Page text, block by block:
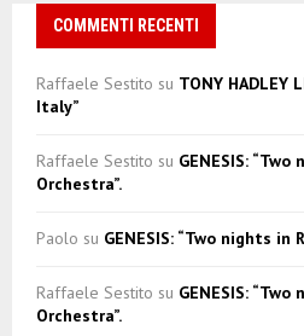
COMMENTI RECENTI
Raffaele Sestito su TONY HADLEY
Italy”
Raffaele Sestito su GENESIS:
Orchestra”.
Paolo su GENESIS: “Two nights
Raffaele Sestito su GENESIS:
Orchestra”.